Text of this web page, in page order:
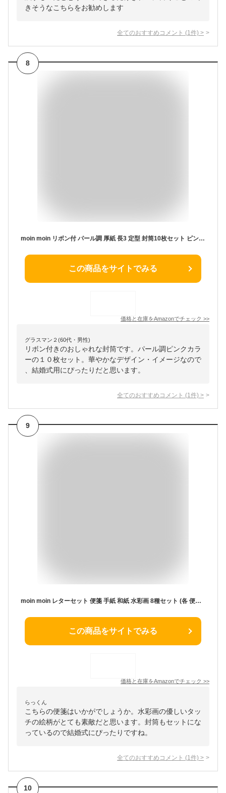
きそうなこちらをお勧めします
全てのおすすめコメント (1 件) >
8
moin moin リボン付 パール調 厚紙 長3 定型 封筒10枚セット ピンク 招待状 お札入れ ご祝儀 招待状 結婚式 誕生日 記念日 お見舞い ビジネス 厚紙 無地 プレゼント ギフト 便箋 手紙 上品 シック 2507ltrs63
この商品をサイトでみる
価格と在庫をAmazonでチェック >>
グラスマン２(60代・男性)
リボン付きのおしゃれな封筒です。パール調ピンクカラ
ーの１０枚セット。華やかなデザイン・イメージなので
、結婚式用にぴったりだと思います。
全てのおすすめコメント (1 件) >
9
moin moin レターセット 便箋 手紙 和紙 水彩画 8種セット (各 便箋4枚 + 封筒 2枚 合計 びんせん32枚 封筒16枚) 水墨 風景 花 シック 大人 桜 梅 ピンク スイレン 日本画 絵画 芸術 風景画 自然 2303ltrs35
この商品をサイトでみる
価格と在庫をAmazonでチェック >>
らっくん
こちらの便箋はいかがでしょうか。水彩画の優しいタッ
チの絵柄がとても素敵だと思います。封筒もセットにな
っているので結婚式にぴったりですね。
全てのおすすめコメント (1 件) >
10